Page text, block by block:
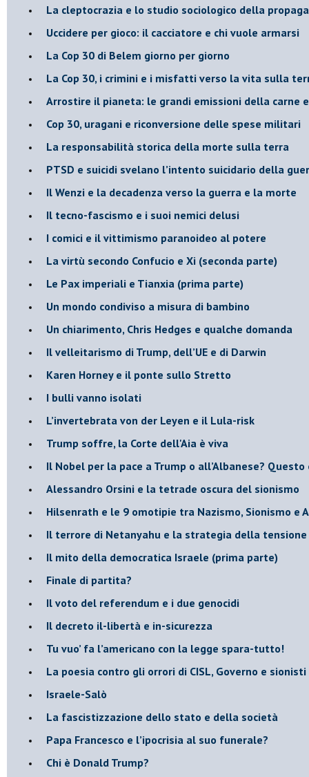
​La cleptocrazia e lo studio sociologico della
​Uccidere per gioco: il cacciatore e chi vuole armarsi
​La Cop 30 di Belem giorno per giorno
La Cop 30, i crimini e i misfatti verso la vita sulla
Arrostire il pianeta: le grandi emissioni della carne
​Cop 30, uragani e riconversione delle spese militari
La responsabilità storica della morte sulla terra
PTSD e suicidi svelano l’intento suicidario della
Il Wenzi e la decadenza verso la guerra e la morte
​Il tecno-fascismo e i suoi nemici delusi
​I comici e il vittimismo paranoideo al potere
​La virtù secondo Confucio e Xi (seconda parte)
Le Pax imperiali e Tianxia (prima parte)
Un mondo condiviso a misura di bambino
​Un chiarimento, Chris Hedges e qualche domanda
Il velleitarismo di Trump, dell’UE e di Darwin
​Karen Horney e il ponte sullo Stretto
​I bulli vanno isolati
L’invertebrata von der Leyen e il Lula-risk
Trump soffre, la Corte dell'Aia è viva
​Il Nobel per la pace a Trump o all’Albanese?
​Alessandro Orsini e la tetrade oscura del sionismo
​Hilsenrath e le 9 omotipie tra Nazismo, Sionismo e
​Il terrore di Netanyahu e la strategia della tensione
Il mito della democratica Israele (prima parte)
​Finale di partita?
​Il voto del referendum e i due genocidi
Il decreto il-libertà e in-sicurezza
Tu vuo’ fa l’americano con la legge spara-tutto!
La poesia contro gli orrori di CISL, Governo e sionisti
Israele-Salò
​La fascistizzazione dello stato e della società
Papa Francesco e l’ipocrisia al suo funerale?
​Chi è Donald Trump?